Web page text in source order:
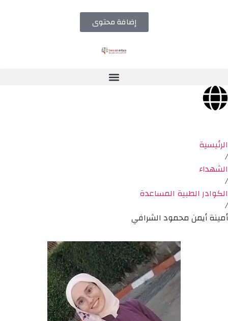
إضافة محتوى
الرئيسية
/
الشهداء
/
الكوادر الطبية المساعدة
/
أمينة أيمن محمود الشرافي